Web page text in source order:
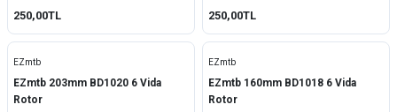
250,00TL 250,00TL
EZmtb
EZmtb 203mm BD1020 6 Vida
Rotor
EZmtb
EZmtb 160mm BD1018 6 Vida
Rotor